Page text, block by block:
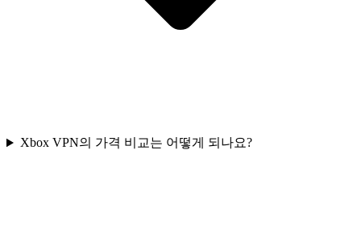
Xbox VPN의 가격 비교는 어떻게 되나요?